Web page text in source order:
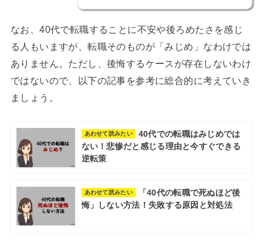
なお、40代で転職することに不安や後ろめたさを感じ
る人もいますが、転職そのものが「みじめ」なわけでは
ありません。ただし、後悔するケースが存在しないわけ
ではないので、以下の記事を参考に総合的に考えていき
ましょう。
あわせて読みたい
40代での転職はみじめでは
ない！悲惨だと感じる理由と今すぐできる
逆転策
あわせて読みたい
「40代の転職で死ぬほど後
悔」しない方法！失敗する原因と対処法